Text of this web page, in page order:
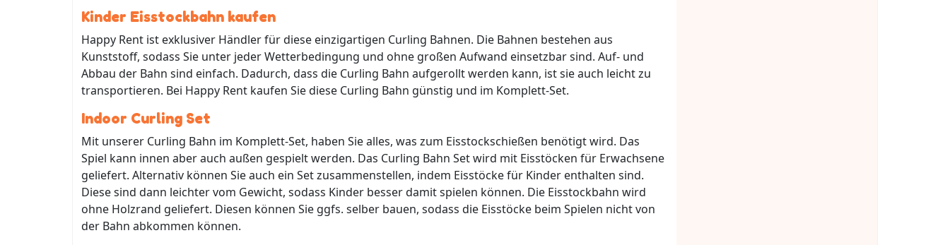
Kinder Eisstockbahn kaufen
Happy Rent ist exklusiver Händler für diese einzigartigen Curling Bahnen. Die Bahnen bestehen aus
Kunststoff, sodass Sie unter jeder Wetterbedingung und ohne großen Aufwand einsetzbar sind. Auf- und
Abbau der Bahn sind einfach. Dadurch, dass die Curling Bahn aufgerollt werden kann, ist sie auch leicht zu
transportieren. Bei Happy Rent kaufen Sie diese Curling Bahn günstig und im Komplett-Set.
Indoor Curling Set
Mit unserer Curling Bahn im Komplett-Set, haben Sie alles, was zum Eisstockschießen benötigt wird. Das
Spiel kann innen aber auch außen gespielt werden. Das Curling Bahn Set wird mit Eisstöcken für Erwachsene
geliefert. Alternativ können Sie auch ein Set zusammenstellen, indem Eisstöcke für Kinder enthalten sind.
Diese sind dann leichter vom Gewicht, sodass Kinder besser damit spielen können. Die Eisstockbahn wird
ohne Holzrand geliefert. Diesen können Sie ggfs. selber bauen, sodass die Eisstöcke beim Spielen nicht von
der Bahn abkommen können.